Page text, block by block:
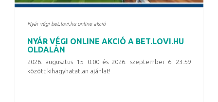
Nyár végi bet.lovi.hu online akció
NYÁR VÉGI ONLINE AKCIÓ A BET.LOVI.HU
OLDALÁN
2026. augusztus 15. 0:00 és 2026. szeptember 6. 23:59
között kihagyhatatlan ajánlat!